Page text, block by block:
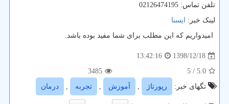
تلفن تماس: 02126474195
لینک خبر: ایسنا
امیدواریم که این مطلب برای شما مفید بوده باشد.
1398/12/18
13:42:16
5.0
/ 5
3485
تگهای خبر:
رپورتاژ , آموزش , تجربه , درمان